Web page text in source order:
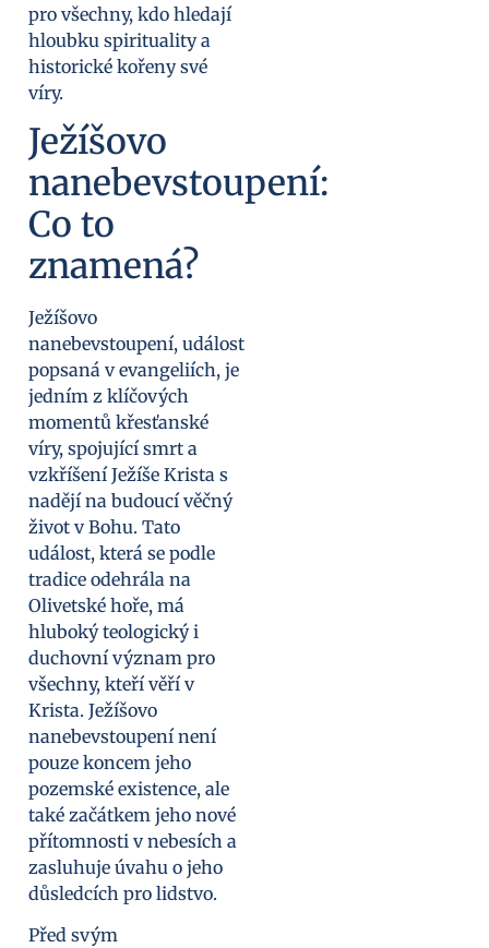
pro všechny, kdo hledají
hloubku spirituality a
historické kořeny své
víry.
Ježíšovo
nanebevstoupení:
Co to
znamená?
Ježíšovo
nanebevstoupení, událost
popsaná v evangeliích, je
jedním z klíčových
momentů křesťanské
víry, spojující smrt a
vzkříšení Ježíše Krista s
nadějí na budoucí věčný
život v Bohu. Tato
událost, která se podle
tradice odehrála na
Olivetské hoře, má
hluboký teologický i
duchovní význam pro
všechny, kteří věří v
Krista. Ježíšovo
nanebevstoupení není
pouze koncem jeho
pozemské existence, ale
také začátkem jeho nové
přítomnosti v nebesích a
zasluhuje úvahu o jeho
důsledcích pro lidstvo.
Před svým